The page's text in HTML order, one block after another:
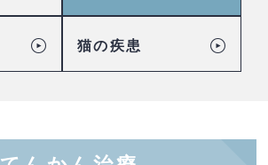
猫の疾患